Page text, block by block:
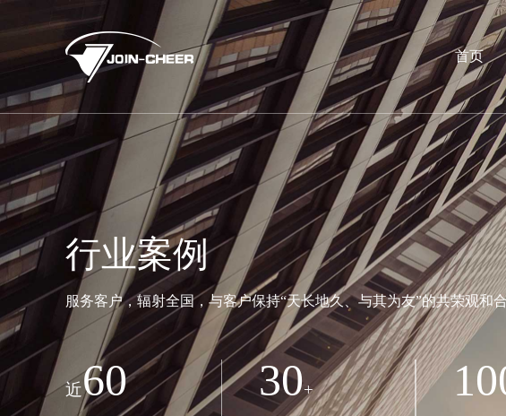
首页
行业案例
服务客户，辐射全国，与客户保持“天长地久、与其为友”的共荣观和
近60 30+